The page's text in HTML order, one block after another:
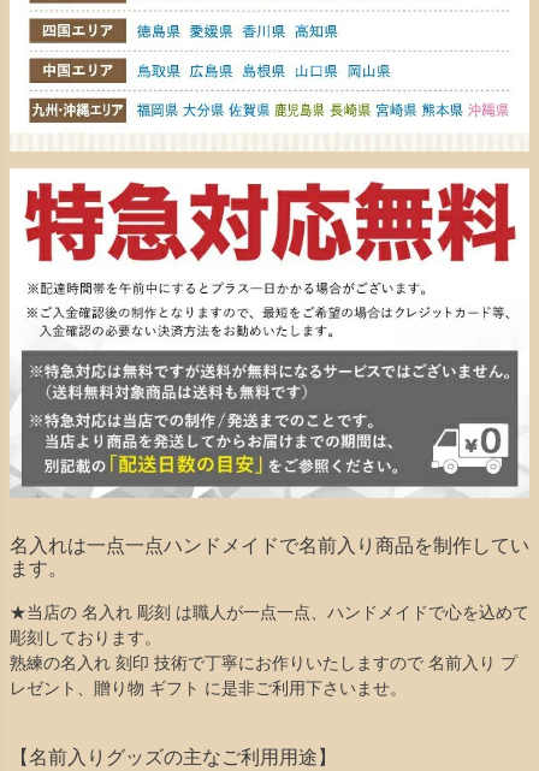
名入れは一点一点ハンドメイドで名前入り商品を制作してい
ます。
★当店の 名入れ 彫刻 は職人が一点一点、ハンドメイドで心を込めて
彫刻しております。
熟練の名入れ 刻印 技術で丁寧にお作りいたしますので 名前入り プ
レゼント、贈り物 ギフト に是非ご利用下さいませ。
【名前入りグッズの主なご利用用途】